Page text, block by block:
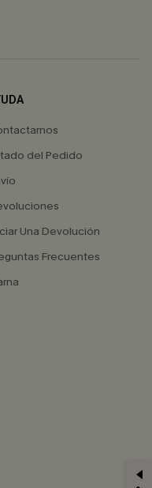
del Pedido
Una Devolución
Frecuentes